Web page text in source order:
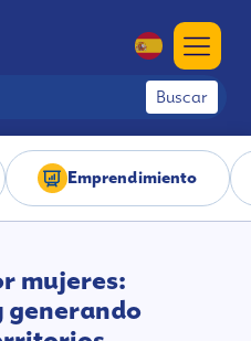
Buscar
Emprendimiento
mujeres:
generando